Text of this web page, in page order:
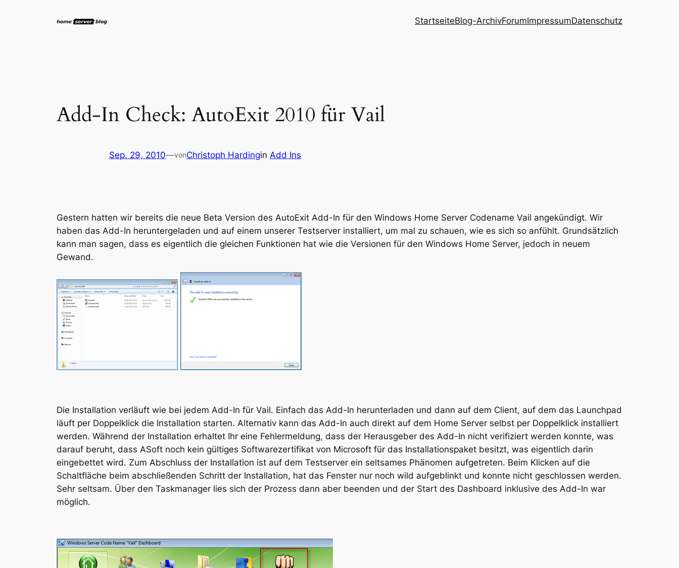
StartseiteBlog-ArchivForumImpressumDatenschutz
Add-In Check: AutoExit 2010 für Vail
Sep. 29, 2010—vonChristoph Hardingin Add Ins
Gestern hatten wir bereits die neue Beta Version des AutoExit Add-In für den Windows Home Server Codename Vail angekündigt. Wir
haben das Add-In heruntergeladen und auf einem unserer Testserver installiert, um mal zu schauen, wie es sich so anfühlt. Grundsätzlich
kann man sagen, dass es eigentlich die gleichen Funktionen hat wie die Versionen für den Windows Home Server, jedoch in neuem
Gewand.
Die Installation verläuft wie bei jedem Add-In für Vail. Einfach das Add-In herunterladen und dann auf dem Client, auf dem das Launchpad
läuft per Doppelklick die Installation starten. Alternativ kann das Add-In auch direkt auf dem Home Server selbst per Doppelklick installiert
werden. Während der Installation erhaltet Ihr eine Fehlermeldung, dass der Herausgeber des Add-In nicht verifiziert werden konnte, was
darauf beruht, dass ASoft noch kein gültiges Softwarezertifikat von Microsoft für das Installationspaket besitzt, was eigentlich darin
eingebettet wird. Zum Abschluss der Installation ist auf dem Testserver ein seltsames Phänomen aufgetreten. Beim Klicken auf die
Schaltfläche beim abschließenden Schritt der Installation, hat das Fenster nur noch wild aufgeblinkt und konnte nicht geschlossen werden.
Sehr seltsam. Über den Taskmanager lies sich der Prozess dann aber beenden und der Start des Dashboard inklusive des Add-In war
möglich.